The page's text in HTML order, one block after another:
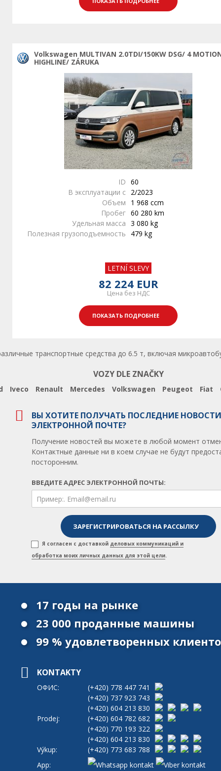
Volkswagen MULTIVAN 2.0TDI/150KW DSG/ 4
HIGHLINE/ ZÁRUKA
ID 60
В эксплуатации с 2/2023
Объем
1 968 ccm
Пробег 60 280 km
Удельная масса 3 080 kg
Полезная грузоподъемность
479 kg
LETNÍ SLEVY
82 224 EUR
Цена без НДС
ПОКАЗАТЬ ПОДРОБНЕЕ
транспортные средства до 6.5 т, включая
VOZY DLE ZNAČKY
Iveco Renault Mercedes Volkswagen Peugeot Fiat
ВЫ ХОТИТЕ ПОЛУЧАТЬ ПОСЛЕДНИЕ
ЭЛЕКТРОННОЙ ПОЧТЕ?
Получение новостей вы можете в любой момент
Контактные данные ни в коем случае не будут
посторонним.
ВВЕДИТЕ АДРЕС ЭЛЕКТРОННОЙ ПОЧТЫ:
Я согласен с доставкой деловых коммуникаций и
обработка моих личных данных для этой цели.
17 годы на рынке
23 000 проданные машины
99 % удовлетворенных
KONTAKTY
ОФИС: (+420) 778 447 741
(+420) 737 923 743
(+420) 604 213 830
Prodej:
(+420) 604 782 682
(+420) 770 193 322
(+420) 604 213 830
Výkup:
(+420) 773 683 788
App: